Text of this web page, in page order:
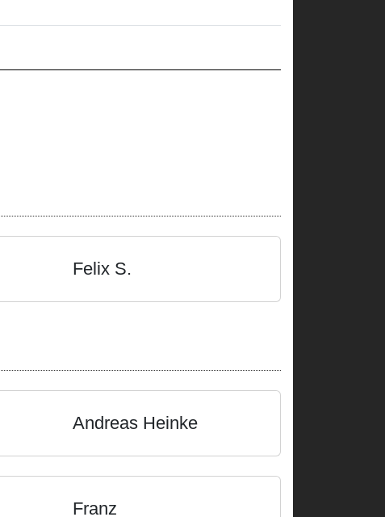
Felix S.
Andreas Heinke
Franz